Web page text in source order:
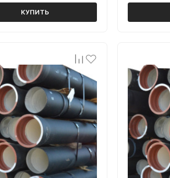
КУПИТЬ